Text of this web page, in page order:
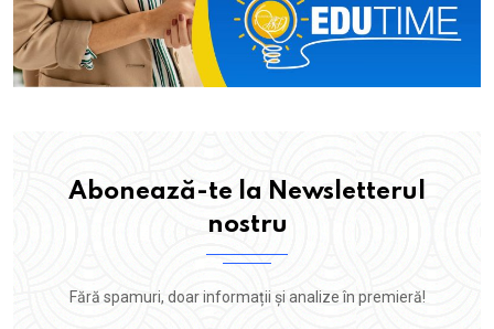
Abonează-te la Newsletterul
nostru
Fără spamuri, doar informații și analize în premieră!